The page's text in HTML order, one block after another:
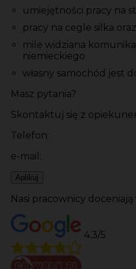
umiejętności pracy na
pracy na cegle silka
mile widziana
niemieckiego
własny samochód jest
Masz pytania?
Skontaktuj się z
Telefon:
e-mail:
Aplikuj
Nasi pracownicy doceniają
4.3/5